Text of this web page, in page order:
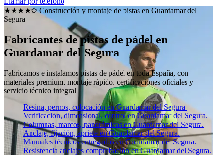
★★★★✩ Construcción y montaje de pistas en Guardamar del
Segura
Fabricantes de pistas de pádel en
Guardamar del Segura
Fabricamos e instalamos pistas de pádel en toda España, con
materiales premium, montaje rápido, certificaciones oficiales y
servicio técnico integral.
Resina, pernos, colocación en Guardamar del Segura.
Verificación, dimensional, control en Guardamar del Segura.
Columnas, marcos, panorámicas en Guardamar del Segura.
Anclaje, fijación, apriete en Guardamar del Segura.
Manuales técnicos entregados en Guardamar del Segura.
Resistencia anclajes comprobación en Guardamar del Segura.